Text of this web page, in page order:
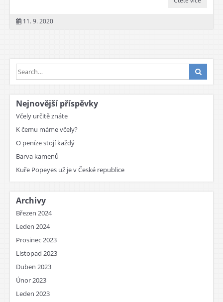
11. 9. 2020
Nejnovější příspěvky
Včely určitě znáte
K čemu máme včely?
O peníze stojí každý
Barva kamenů
Kuře Popeyes už je v České republice
Archivy
Březen 2024
Leden 2024
Prosinec 2023
Listopad 2023
Duben 2023
Únor 2023
Leden 2023